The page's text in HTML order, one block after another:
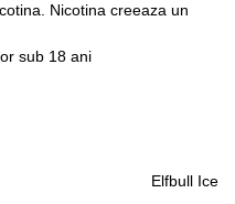
Nicotina creeaza un
sub 18 ani
Elfbull Ice